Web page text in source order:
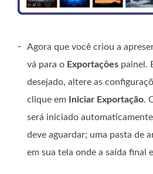
-
Agora que você criou a
vá para o Exportações painel.
desejado, altere as
clique em
Iniciar Exportação.
será iniciado
deve aguardar; uma pasta de
em sua tela onde a saída final